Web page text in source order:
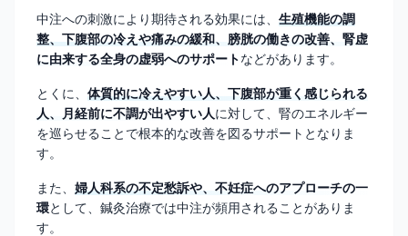
中注への刺激により期待される効果には、 生殖機能の調
整、下腹部の冷えや痛みの緩和、膀胱の働きの改善、腎虚
に由来する全身の虚弱へのサポートなどがあります。
とくに、 体質的に冷えやすい人、下腹部が重く感じられる
人、月経前に不調が出やすい人に対して、腎のエネルギー
を巡らせることで根本的な改善を図るサポートとなりま
す。
また、 婦人科系の不定愁訴や、不妊症へのアプローチの一
環として、鍼灸治療では中注が頻用されることがありま
す。